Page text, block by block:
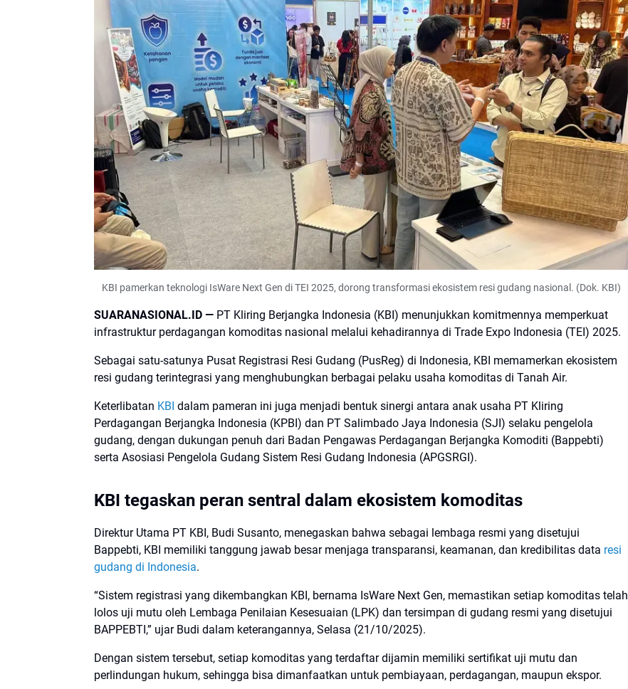
KBI pamerkan teknologi IsWare Next Gen di TEI 2025, dorong transformasi ekosistem resi gudang nasional. (Dok. KBI)
SUARANASIONAL.ID — PT Kliring Berjangka Indonesia (KBI) menunjukkan komitmennya memperkuat
infrastruktur perdagangan komoditas nasional melalui kehadirannya di Trade Expo Indonesia (TEI) 2025.
Sebagai satu-satunya Pusat Registrasi Resi Gudang (PusReg) di Indonesia, KBI memamerkan ekosistem
resi gudang terintegrasi yang menghubungkan berbagai pelaku usaha komoditas di Tanah Air.
Keterlibatan KBI dalam pameran ini juga menjadi bentuk sinergi antara anak usaha PT Kliring
Perdagangan Berjangka Indonesia (KPBI) dan PT Salimbado Jaya Indonesia (SJI) selaku pengelola
gudang, dengan dukungan penuh dari Badan Pengawas Perdagangan Berjangka Komoditi (Bappebti)
serta Asosiasi Pengelola Gudang Sistem Resi Gudang Indonesia (APGSRGI).
KBI tegaskan peran sentral dalam ekosistem komoditas
Direktur Utama PT KBI, Budi Susanto, menegaskan bahwa sebagai lembaga resmi yang disetujui
Bappebti, KBI memiliki tanggung jawab besar menjaga transparansi, keamanan, dan kredibilitas data resi
gudang di Indonesia.
“Sistem registrasi yang dikembangkan KBI, bernama IsWare Next Gen, memastikan setiap komoditas telah
lolos uji mutu oleh Lembaga Penilaian Kesesuaian (LPK) dan tersimpan di gudang resmi yang disetujui
BAPPEBTI,” ujar Budi dalam keterangannya, Selasa (21/10/2025).
Dengan sistem tersebut, setiap komoditas yang terdaftar dijamin memiliki sertifikat uji mutu dan
perlindungan hukum, sehingga bisa dimanfaatkan untuk pembiayaan, perdagangan, maupun ekspor.